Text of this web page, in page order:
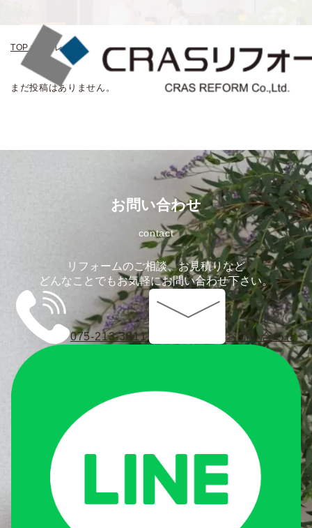
TOP> トイレ
まだ投稿はありません。
お問い合わせ
contact
リフォームのご相談、お見積りなど
どんなことでもお気軽にお問い合わせ下さい。
075-213-3811 お問い合わせ